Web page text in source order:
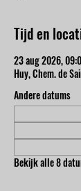
Tijd en
23 aug 2026,
Huy, Chem. de
Andere datums
Bekijk alle 8